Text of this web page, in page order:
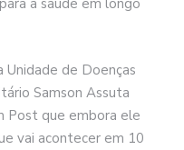
a saúde em longo
de Doenças
Samson Assuta
Post que embora ele
vai acontecer em 10